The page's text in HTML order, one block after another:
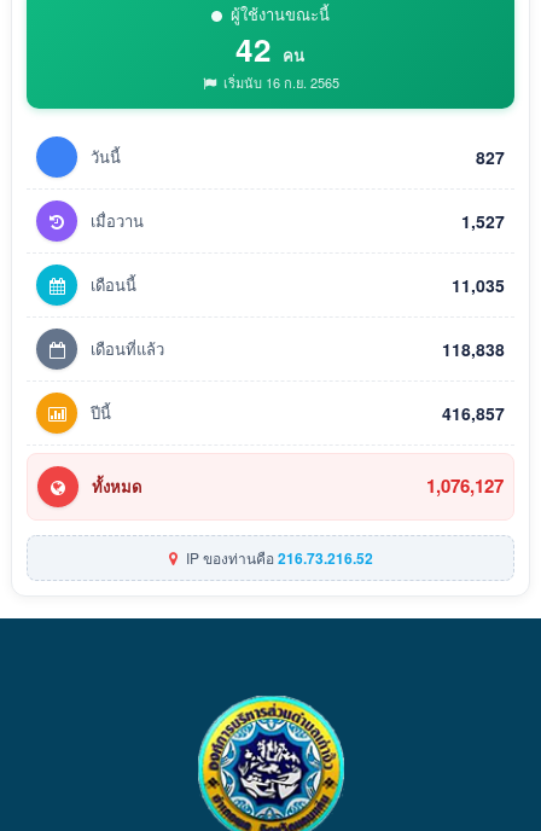
ผู้ใช้งานขณะนี้
42 คน
เริ่มนับ 16 ก.ย. 2565
วันนี้ 827
เมื่อวาน 1,527
เดือนนี้ 11,035
เดือนที่แล้ว 118,838
ปีนี้ 416,857
ทั้งหมด 1,076,127
IP ของท่านคือ216.73.216.52